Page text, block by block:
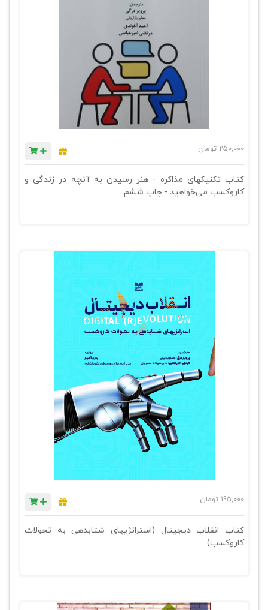
250,000 تومان
کتاب تکنیکهای مذاکره - هنر رسیدن به آنچه در زندگی و
کاروکسب می‌خواهید - چاپ ششم
195,000 تومان
کتاب انقلاب دیجیتال (استراتژیهای شتابدهی به تحولات
کاروکسب)